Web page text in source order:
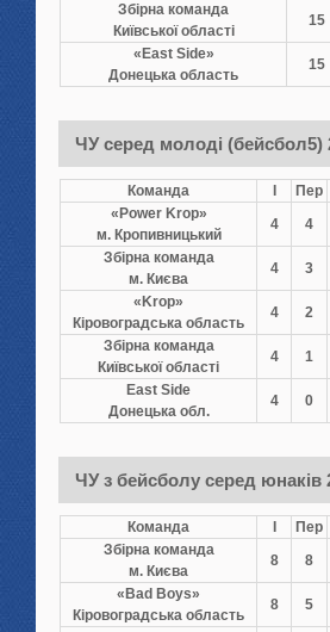
Збірна команда
Київської області
15
«East Side»
Донецька область
15
ЧУ серед молоді (бейсбол5)
Команда Пер
«Power Krop»
м. Кропивницький
4 4
Збірна команда
м. Києва
4 3
«Krop»
Кіровоградська область
4 2
Збірна команда
Київської області
4 1
East Side
Донецька обл.
4 0
ЧУ з бейсболу серед юнаків
Команда Пер
Збірна команда
м. Києва
8 8
«Bad Boys»
Кіровоградська область
8 5